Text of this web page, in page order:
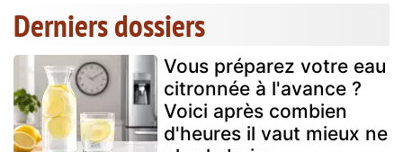
Derniers dossiers
Vous préparez votre eau
citronnée à l'avance ?
Voici après combien
d'heures il vaut mieux ne